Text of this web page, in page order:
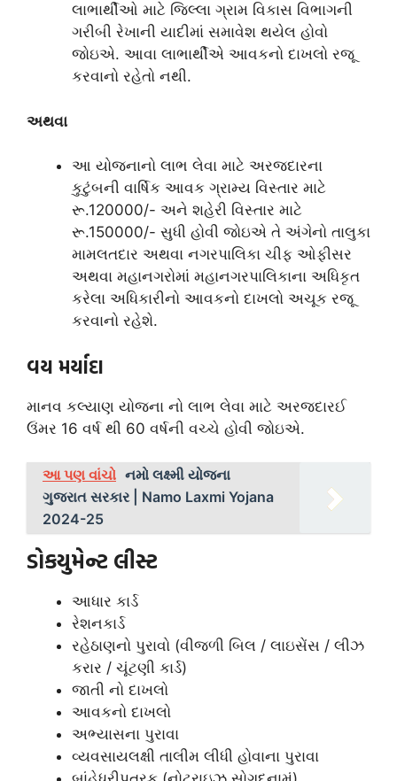
લાભાર્થીઓ માટે જિલ્લા ગ્રામ વિકાસ વિભાગની
ગરીબી રેખાની યાદીમાં સમાવેશ થયેલ હોવો
જોઇએ. આવા લાભાર્થીએ આવકનો દાખલો રજૂ
કરવાનો રહેતો નથી.
અથવા
આ યોજનાનો લાભ લેવા માટે અરજદારના
કુટુંબની વાર્ષિક આવક ગ્રામ્‍ય વિસ્‍તાર માટે
રૂ.120000/- અને શહેરી વિસ્‍તાર માટે
રૂ.150000/- સુધી હોવી જોઇએ તે અંગેનો તાલુકા
મામલતદાર અથવા નગરપાલિકા ચીફ ઓફીસર
અથવા મહાનગરોમાં મહાનગરપાલિકાના અધિકૃત
કરેલા અધિકારીનો આવકનો દાખલો અચૂક રજૂ
કરવાનો રહેશે.
વય મર્યાદા
માનવ કલ્યાણ યોજના નો લાભ લેવા માટે અરજદારઈ
ઉંમર 16 વર્ષ થી 60 વર્ષની વચ્ચે હોવી જોઇએ.
આ પણ વાંચો નમો લક્ષ્મી યોજના
ગુજરાત સરકાર | Namo Laxmi Yojana
2024-25
ડોકયુમેન્ટ લીસ્ટ
આધાર કાર્ડ
રેશનકાર્ડ
રહેઠાણનો પુરાવો (વીજળી બિલ / લાઇસેંસ / લીઝ
કરાર / ચૂંટણી કાર્ડ)
જાતી નો દાખલો
આવકનો દાખલો
અભ્યાસના પુરાવા
વ્યવસાયલક્ષી તાલીમ લીધી હોવાના પુરાવા